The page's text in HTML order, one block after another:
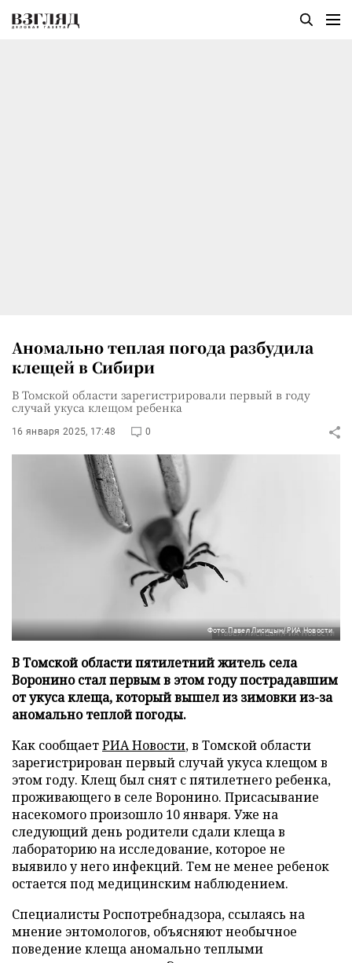
Аномально теплая погода разбудила
клещей в Сибири
В Томской области зарегистрировали первый в году
случай укуса клещом ребенка
16 января 2025, 17:48 0
Фото: Павел Лисицын/РИА Новости
В Томской области пятилетний житель села
Воронино стал первым в этом году пострадавшим
от укуса клеща, который вышел из зимовки из-за
аномально теплой погоды.
Как сообщаетРИА Новости, в Томской области
зарегистрирован первый случай укуса клещом в
этом году. Клещ был снят с пятилетнего ребенка,
проживающего в селе Воронино. Присасывание
насекомого произошло 10 января. Уже на
следующий день родители сдали клеща в
лабораторию на исследование, которое не
выявило у него инфекций. Тем не менее ребенок
остается под медицинским наблюдением.
Специалисты Роспотребнадзора, ссылаясь на
мнение энтомологов, объясняют необычное
поведение клеща аномально теплыми